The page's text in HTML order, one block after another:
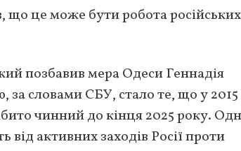
що це може бути робота російських
позбавив мера Одеси Геннадія
словами СБУ, стало те, що у 2015
чинний до кінця 2025 року.
активних заходів Росії проти